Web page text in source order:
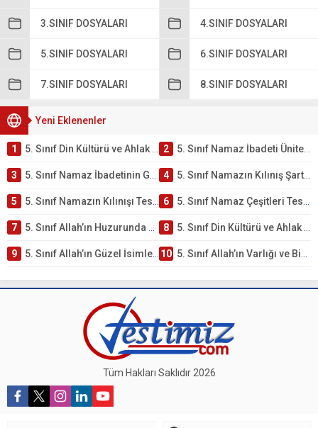
3.SINIF DOSYALARI 4.SINIF DOSYALARI
5.SINIF DOSYALARI 6.SINIF DOSYALARI
7.SINIF DOSYALARI 8.SINIF DOSYALARI
Yeni Eklenenler
1 5. Sınıf Din Kültürü ve Ahlak Bilgisi 2. Ünite: Namaz İbadeti Çalışmaları 2 5. Sınıf Namaz İbadeti Ünite Testi – Online Çöz
3 5. Sınıf Namaz İbadetinin Getirdiği Faydalar Testi 4 5. Sınıf Namazın Kılınış Şartları Testi
5 5. Sınıf Namazın Kılınışı Testi – Online Çöz 6 5. Sınıf Namaz Çeşitleri Testi – Online Çöz
7 5. Sınıf Allah’ın Huzurunda Olmak – Namaz İbadeti Testi 8 5. Sınıf Din Kültürü ve Ahlak Bilgisi 1. Ünite: Allah İnancı Çalışmaları
9 5. Sınıf Allah’ın Güzel İsimleri Testi – Online Çöz 10 5. Sınıf Allah’ın Varlığı ve Birliği Testi – Online Çöz
Tüm Hakları Saklıdır 2026